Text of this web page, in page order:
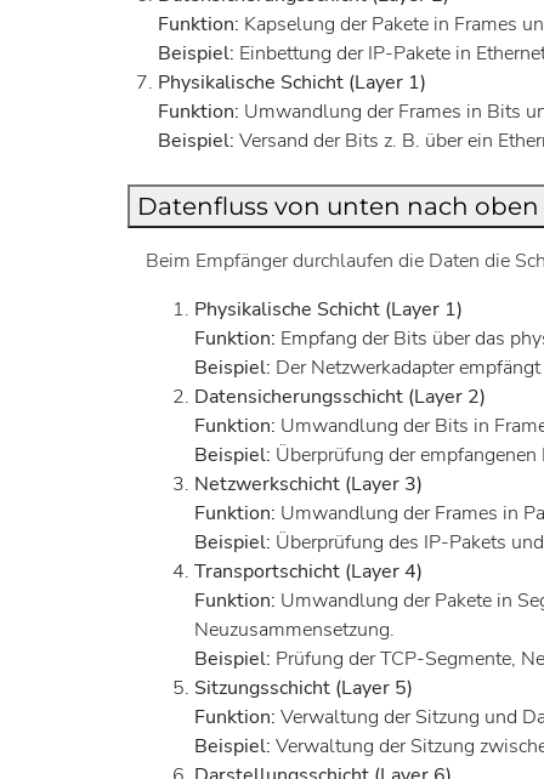
Funktion: Kapselung der Pakete in Frames
Beispiel: Einbettung der IP-Pakete in
Physikalische Schicht (Layer 1)
Funktion: Umwandlung der Frames in Bits
Beispiel: Versand der Bits z. B. über ein
Datenfluss von unten nach
Beim Empfänger durchlaufen die Daten die
Physikalische Schicht (Layer 1)
Funktion: Empfang der Bits über das
Beispiel: Der Netzwerkadapter
Datensicherungsschicht (Layer 2)
Funktion: Umwandlung der Bits in
Beispiel: Überprüfung der
Netzwerkschicht (Layer 3)
Funktion: Umwandlung der Frames in
Beispiel: Überprüfung des IP-Pakets
Transportschicht (Layer 4)
Funktion: Umwandlung der Pakete in
Neuzusammensetzung.
Beispiel: Prüfung der TCP-Segmente,
Sitzungsschicht (Layer 5)
Funktion: Verwaltung der Sitzung und
Beispiel: Verwaltung der Sitzung